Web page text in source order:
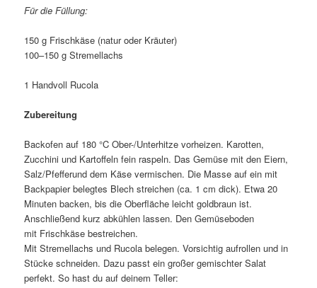
Für die Füllung:
150 g Frischkäse (natur oder Kräuter)
100–150 g Stremellachs
1 Handvoll Rucola
Zubereitung
Backofen auf 180 °C Ober-/Unterhitze vorheizen. Karotten,
Zucchini und Kartoffeln fein raspeln. Das Gemüse mit den Eiern,
Salz/Pfefferund dem Käse vermischen. Die Masse auf ein mit
Backpapier belegtes Blech streichen (ca. 1 cm dick). Etwa 20
Minuten backen, bis die Oberfläche leicht goldbraun ist.
Anschließend kurz abkühlen lassen. Den Gemüseboden
mit Frischkäse bestreichen.
Mit Stremellachs und Rucola belegen. Vorsichtig aufrollen und in
Stücke schneiden. Dazu passt ein großer gemischter Salat
perfekt. So hast du auf deinem Teller: